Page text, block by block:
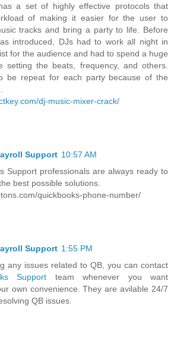
a set of highly effective protocols that
of making it easier for the user to
tracks and bring a party to life. Before
introduced, DJs had to work all night in
for the audience and had to spend a huge
setting the beats, frequency, and others.
be repeat for each party because of the
dj-music-mixer-crack/
Support 10:57 AM
Support professionals are always ready to
best possible solutions.
quickbooks-phone-number/
Support 1:55 PM
any issues related to QB, you can contact
Support team whenever you want
own convenience. They are avilable 24/7
QB issues.